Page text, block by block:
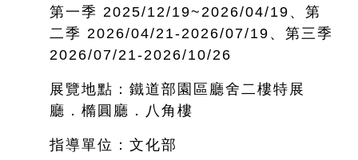
第一季 2025/12/19~ 2026/04/19、第
二季 2026/04/21-2026/07/19、第三季
2026/07/21-2026/10/26
展覽地點：鐵道部園區廳舍二樓特展
廳．橢圓廳．八角樓
指導單位：文化部